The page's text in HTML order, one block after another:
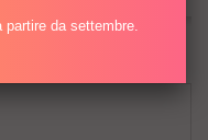
partire da settembre.